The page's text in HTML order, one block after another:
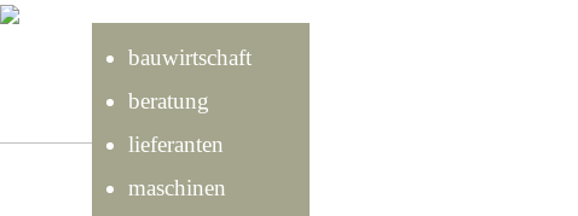
bauwirtschaft
beratung
lieferanten
maschinen